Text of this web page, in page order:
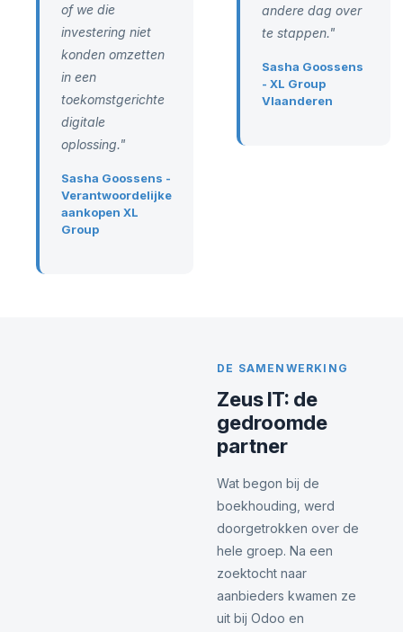
of we die
investering niet
konden omzetten
in een
toekomstgerichte
digitale
oplossing."
Sasha Goossens -
Verantwoordelijke
aankopen XL
Group
andere dag over
te stappen."
Sasha Goossens
- XL Group
Vlaanderen
DE SAMENWERKING
Zeus IT: de
gedroomde
partner
Wat begon bij de
boekhouding, werd
doorgetrokken over de
hele groep. Na een
zoektocht naar
aanbieders kwamen ze
uit bij Odoo en